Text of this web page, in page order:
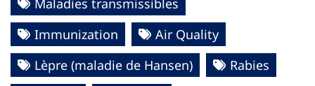
Immunization
Air Quality
Lèpre (maladie de Hansen)
Rabies